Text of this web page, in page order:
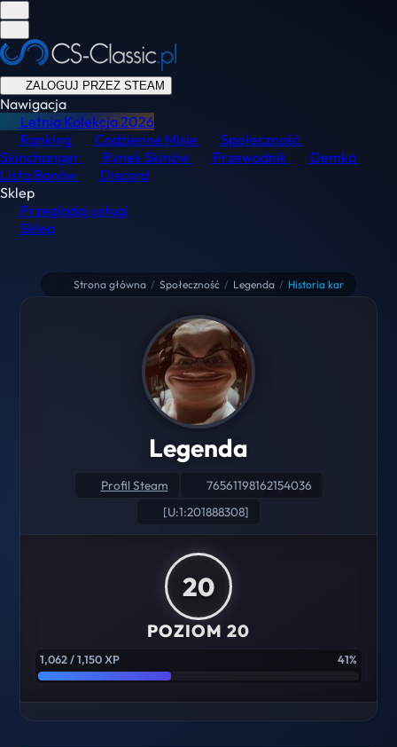
ZALOGUJ PRZEZ STEAM
Nawigacja
Letnia Kolekcja2026
Ranking
Codzienne Misje
Społeczność
Skinchanger
Rynek Skinów Przewodnik
Demka
Lista Banów
Discord
Sklep
Przeglądaj usługi
Sklep
Strona główna / Społeczność / Legenda / Historia kar
Legenda
Profil Steam
76561198162154036
[U:1:201888308]
20
POZIOM 20
1,062 / 1,150 XP 41%